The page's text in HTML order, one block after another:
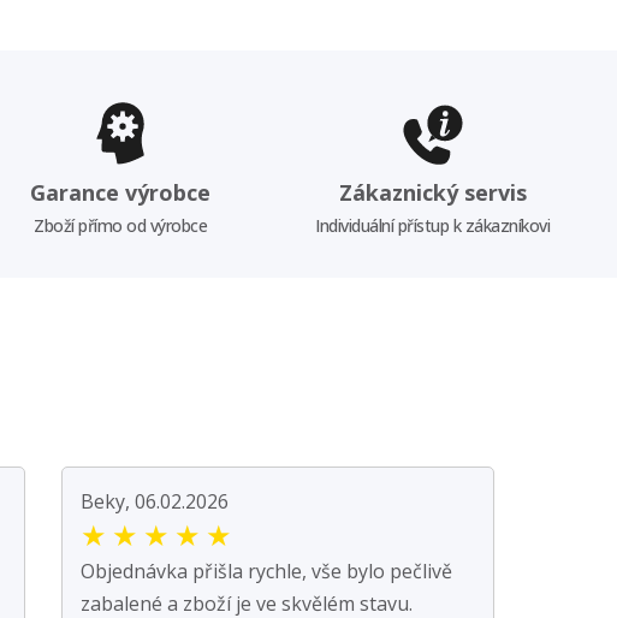
Garance výrobce
Zboží přímo od výrobce
Zákaznický servis
Individuální přístup k zákazníkovi
Beky, 06.02.2026
★ ★ ★ ★ ★
Objednávka přišla rychle, vše bylo pečlivě
zabalené a zboží je ve skvělém stavu.